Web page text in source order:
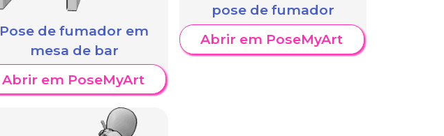
Pose de fumador em
mesa de bar
Abrir em PoseMyArt
pose de fumador
Abrir em PoseMyArt